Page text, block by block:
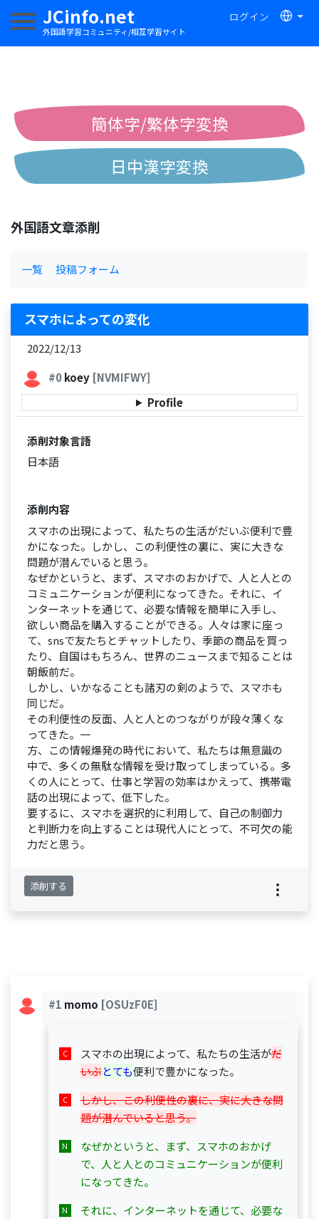
JCinfo.net
外国語学習コミュニティ/相互学習サイト
ログイン
ナビゲーションを切り替える
簡体字/繁体字変換
日中漢字変換
外国語文章添削
一覧 投稿フォーム
スマホによっての変化
2022/12/13
#0koey [NVMIFWY]
Profile
添削対象言語
日本語
添削内容
スマホの出現によって、私たちの生活がだいぶ便利で豊
かになった。しかし、この利便性の裏に、実に大きな
問題が潜んでいると思う。
なぜかというと、まず、スマホのおかげで、人と人との
コミュニケーションが便利になってきた。それに、イ
ンターネットを通じて、必要な情報を簡単に入手し、
欲しい商品を購入することができる。人々は家に座っ
て、snsで友たちとチャットしたり、季節の商品を買っ
たり、自国はもちろん、世界のニュースまで知ることは
朝飯前だ。
しかし、いかなることも諸刃の剣のようで、スマホも
同じだ。
その利便性の反面、人と人とのつながりが段々薄くな
ってきた。一
方、この情報爆発の時代において、私たちは無意識の
中で、多くの無駄な情報を受け取ってしまっている。多
くの人にとって、仕事と学習の効率はかえって、携帯電
話の出現によって、低下した。
要するに、スマホを選択的に利用して、自己の制御力
と判断力を向上することは現代人にとって、不可欠の能
力だと思う。
添削する
#1 momo [OSUzF0E]
スマホの出現によって、私たちの生活がだ
いぶとても便利で豊かになった。
しかし、この利便性の裏に、実に大きな問
題が潜んでいると思う。
なぜかというと、まず、スマホのおかげ
で、人と人とのコミュニケーションが便利
になってきた。
それに、インターネットを通じて、必要な